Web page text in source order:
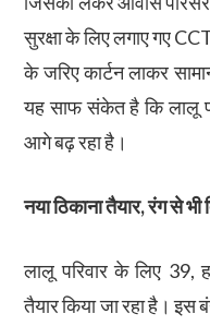
सुरक्षा के लिए लगाए गए
के जरिए कार्टन लाकर
यह साफ संकेत है कि लालू
आगे बढ़ रहा है।
नया ठिकाना तैयार, रंग से भी
लालू परिवार के लिए 39,
तैयार किया जा रहा है। इस